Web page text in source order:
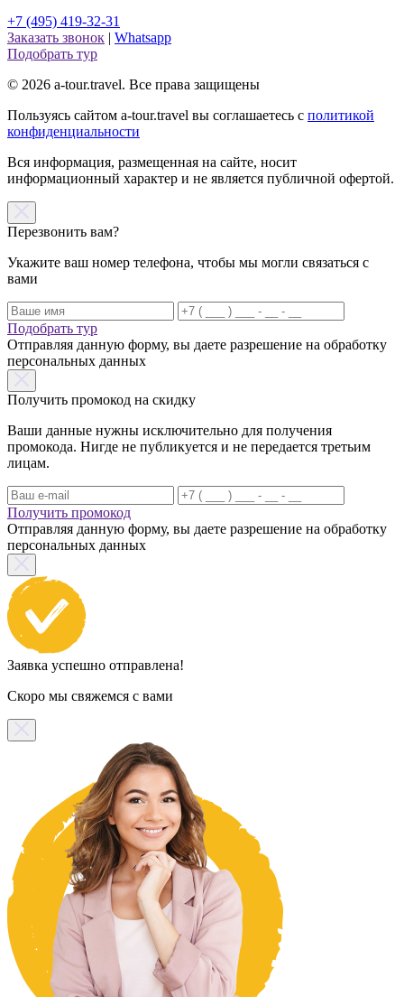
+7 (495) 419-32-31
Заказать звонок | Whatsapp
Подобрать тур
© 2026 a-tour.travel. Все права защищены
Пользуясь сайтом a-tour.travel вы соглашаетесь с политикой
конфиденциальности
Вся информация, размещенная на сайте, носит
информационный характер и не является публичной офертой.
Перезвонить вам?
Укажите ваш номер телефона, чтобы мы могли связаться с
вами
Подобрать тур
Отправляя данную форму, вы даете разрешение на обработку
персональных данных
Получить промокод на скидку
Ваши данные нужны исключительно для получения
промокода. Нигде не публикуется и не передается третьим
лицам.
Получить промокод
Отправляя данную форму, вы даете разрешение на обработку
персональных данных
Заявка успешно отправлена!
Скоро мы свяжемся с вами